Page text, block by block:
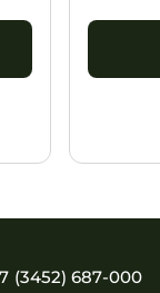
(3452) 687-000